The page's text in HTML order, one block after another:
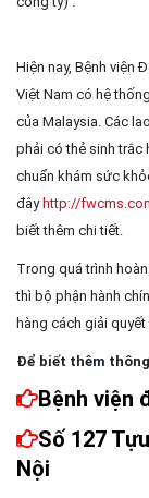
Hiện nay, Bệnh viện
Việt Nam có hệ
của Malaysia. Các
phải có thẻ sinh trắc
chuẩn khám sức
đây http://
biết thêm chi tiết.
Trong quá trình
thì bộ phận hành
hàng cách giải quyết
Để biết thêm
Bệnh viện
Số 127
Nội